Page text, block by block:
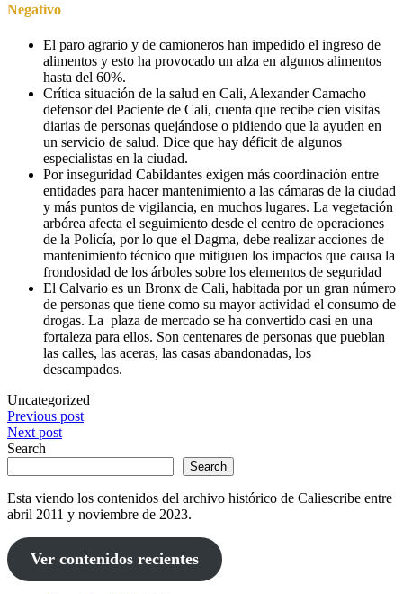
Negativo
El paro agrario y de camioneros han impedido el ingreso de
alimentos y esto ha provocado un alza en algunos alimentos
hasta del 60%.
Crítica situación de la salud en Cali, Alexander Camacho
defensor del Paciente de Cali, cuenta que recibe cien visitas
diarias de personas quejándose o pidiendo que la ayuden en
un servicio de salud. Dice que hay déficit de algunos
especialistas en la ciudad.
Por inseguridad Cabildantes exigen más coordinación entre
entidades para hacer mantenimiento a las cámaras de la ciudad
y más puntos de vigilancia, en muchos lugares. La vegetación
arbórea afecta el seguimiento desde el centro de operaciones
de la Policía, por lo que el Dagma, debe realizar acciones de
mantenimiento técnico que mitiguen los impactos que causa la
frondosidad de los árboles sobre los elementos de seguridad
El Calvario es un Bronx de Cali, habitada por un gran número
de personas que tiene como su mayor actividad el consumo de
drogas. La plaza de mercado se ha convertido casi en una
fortaleza para ellos. Son centenares de personas que pueblan
las calles, las aceras, las casas abandonadas, los
descampados.
Uncategorized
Post
navigation
Previous post
Next post
Search
Search
Esta viendo los contenidos del archivo histórico de Caliescribe entre
abril 2011 y noviembre de 2023.
Ver contenidos recientes